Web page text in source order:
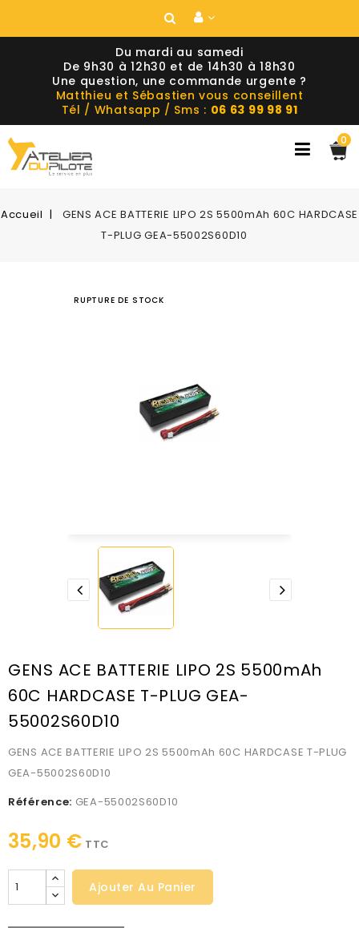
Du mardi au samedi
De 9h30 à 12h30 et de 14h30 à 18h30
Une question, une commande urgente ?
Matthieu et Sébastien vous conseillent
Tél / Whatsapp / Sms : 06 63 99 98 91
0
Accueil
GENS ACE BATTERIE LIPO 2S 5500mAh 60C HARDCASE
T-PLUG GEA-55002S60D10
RUPTURE DE STOCK
GENS ACE BATTERIE LIPO 2S 5500mAh
60C HARDCASE T-PLUG GEA-
55002S60D10
GENS ACE BATTERIE LIPO 2S 5500mAh 60C HARDCASE T-PLUG
GEA-55002S60D10
Référence: GEA-55002S60D10
35,90 € TTC
Ajouter Au Panier